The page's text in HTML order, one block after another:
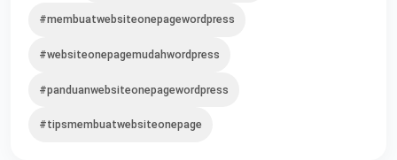
#membuatwebsiteonepagewordpress
#websiteonepagemudahwordpress
#panduanwebsiteonepagewordpress
#tipsmembuatwebsiteonepage